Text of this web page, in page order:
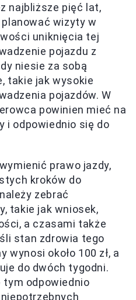
najbliższe pięć lat,
wizyty w
uniknięcia tej
pojazdu z
niesie za sobą
takie jak wysokie
pojazdów. W
powinien mieć na
i odpowiednio się do
prawo jazdy,
kroków do
zebrać
takie jak wniosek,
a czasami także
stan zdrowia tego
wynosi około 100 zł, a
do dwóch tygodni.
tym odpowiednio